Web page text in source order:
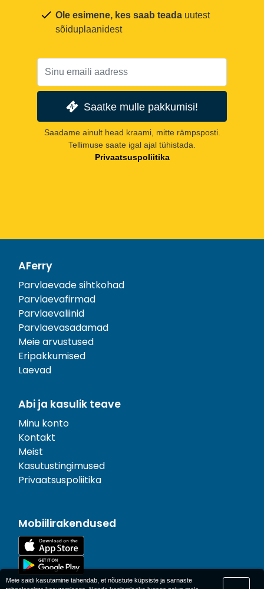
Ole esimene, kes saab teada uutest
sõiduplaanidest
Saatke mulle pakkumisi!
Saadame ainult head kraami, mitte rämpsposti.
Tellimuse saate igal ajal tühistada.
Privaatsuspoliitika
AFerry
Parvlaevade sihtkohad
Parvlaevafirmad
Parvlaevaliinid
Parvlaevasadamad
Meie arvustused
Eripakkumised
Laevad
Abi ja kasulik teave
Minu konto
Kontakt
Meist
Kasutustingimused
Privaatsuspoliitika
Mobiilirakendused
Meie saidi kasutamine tähendab, et nõustute küpsiste ja sarnaste